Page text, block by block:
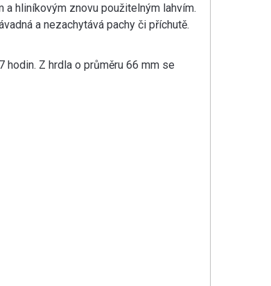
hliníkovým znovu použitelným lahvím.
a nezachytává pachy či příchutě.
Z hrdla o průměru 66 mm se